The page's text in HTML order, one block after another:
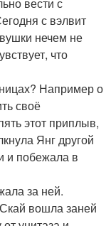
с вэлвит
нечем не
что
Например о
своё
этот приплыв,
Янг другой
и побежала в
за ней.
вошла заней